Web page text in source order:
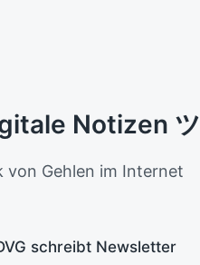
Notizen ツ
von Gehlen im Internet
schreibt Newsletter